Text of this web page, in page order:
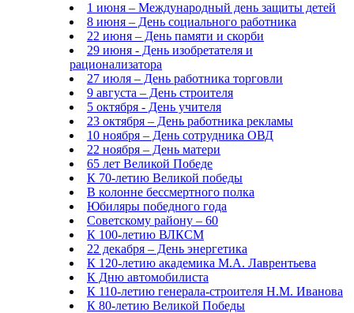
1 июня – Международный день защиты детей
8 июня – День социального работника
22 июня – День памяти и скорби
29 июня - День изобретателя и
рационализатора
27 июля – День работника торговли
9 августа – День строителя
5 октября - День учителя
23 октября – День работника рекламы
10 ноября – День сотрудника ОВД
22 ноября – День матери
65 лет Великой Победе
К 70-летию Великой победы
В колонне бессмертного полка
Юбиляры победного года
Советскому району – 60
К 100-летию ВЛКСМ
22 декабря – День энергетика
К 120-летию академика М.А. Лаврентьева
К Дню автомобилиста
К 110-летию генерала-строителя Н.М. Иванова
К 80-летию Великой Победы